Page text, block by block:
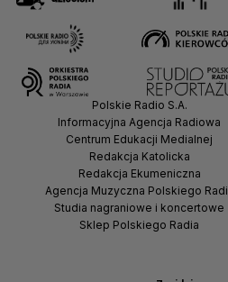
Polskie Radio S.A.
Informacyjna Agencja Radiowa
Centrum Edukacji Medialnej
Redakcja Katolicka
Redakcja Ekumeniczna
Agencja Muzyczna Polskiego
Studia nagraniowe i koncertowe
Sklep Polskiego Radia